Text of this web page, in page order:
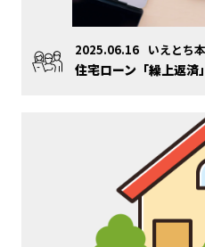
2025.06.16 いえとち
住宅ローン「繰上返済」